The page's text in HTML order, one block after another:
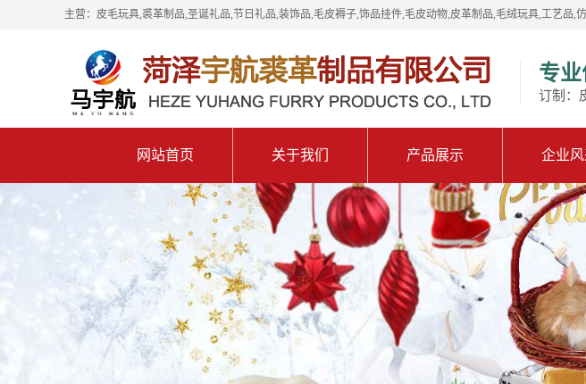
主营：皮毛玩具,裘革制品,圣诞礼品,节日礼品,装饰品,毛皮褥子,饰品挂件,毛皮动物,皮革制品,毛绒玩具,工艺品,
专
订制：
网站首页 关于我们 产品展示 企业